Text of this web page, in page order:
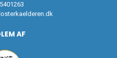
AF